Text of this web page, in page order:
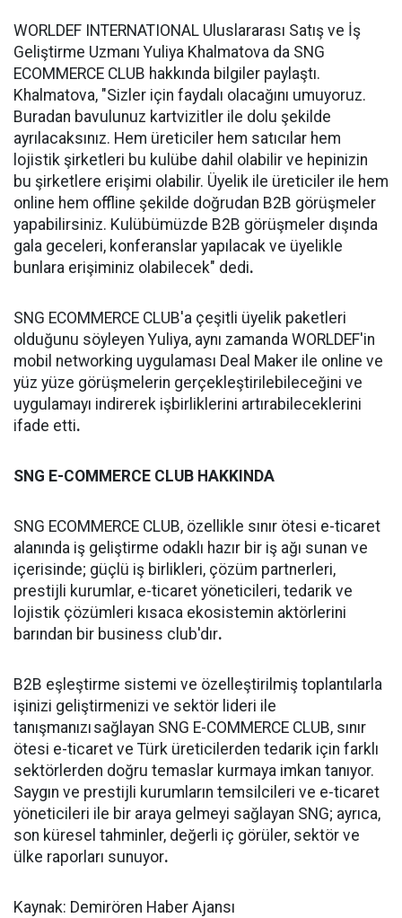
WORLDEF INTERNATIONAL Uluslararası Satış ve İş
Geliştirme Uzmanı Yuliya Khalmatova da SNG
ECOMMERCE CLUB hakkında bilgiler paylaştı.
Khalmatova, "Sizler için faydalı olacağını umuyoruz.
Buradan bavulunuz kartvizitler ile dolu şekilde
ayrılacaksınız. Hem üreticiler hem satıcılar hem
lojistik şirketleri bu kulübe dahil olabilir ve hepinizin
bu şirketlere erişimi olabilir. Üyelik ile üreticiler ile hem
online hem offline şekilde doğrudan B2B görüşmeler
yapabilirsiniz. Kulübümüzde B2B görüşmeler dışında
gala geceleri, konferanslar yapılacak ve üyelikle
bunlara erişiminiz olabilecek" dedi.
SNG ECOMMERCE CLUB'a çeşitli üyelik paketleri
olduğunu söyleyen Yuliya, aynı zamanda WORLDEF'in
mobil networking uygulaması Deal Maker ile online ve
yüz yüze görüşmelerin gerçekleştirilebileceğini ve
uygulamayı indirerek işbirliklerini artırabileceklerini
ifade etti.
SNG E-COMMERCE CLUB HAKKINDA
SNG ECOMMERCE CLUB, özellikle sınır ötesi e-ticaret
alanında iş geliştirme odaklı hazır bir iş ağı sunan ve
içerisinde; güçlü iş birlikleri, çözüm partnerleri,
prestijli kurumlar, e-ticaret yöneticileri, tedarik ve
lojistik çözümleri kısaca ekosistemin aktörlerini
barından bir business club'dır.
B2B eşleştirme sistemi ve özelleştirilmiş toplantılarla
işinizi geliştirmenizi ve sektör lideri ile
tanışmanızı sağlayan SNG E-COMMERCE CLUB, sınır
ötesi e-ticaret ve Türk üreticilerden tedarik için farklı
sektörlerden doğru temaslar kurmaya imkan tanıyor.
Saygın ve prestijli kurumların temsilcileri ve e-ticaret
yöneticileri ile bir araya gelmeyi sağlayan SNG; ayrıca,
son küresel tahminler, değerli iç görüler, sektör ve
ülke raporları sunuyor.
Kaynak: Demirören Haber Ajansı